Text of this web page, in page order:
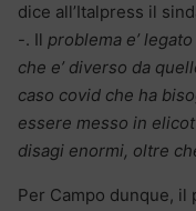
dice all’Italpress il
-. Il problema e’
che e’ diverso da
caso covid che ha
essere messo in
disagi enormi, oltre
Per Campo dunque, il